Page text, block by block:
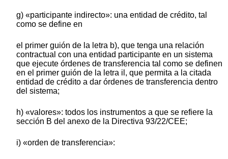
g) «participante indirecto»: una entidad de crédito, tal
como se define en
el primer guión de la letra b), que tenga una relación
contractual con una entidad participante en un sistema
que ejecute órdenes de transferencia tal como se definen
en el primer guión de la letra il, que permita a la citada
entidad de crédito a dar órdenes de transferencia dentro
del sistema;
h) «valores»: todos los instrumentos a que se refiere la
sección B del anexo de la Directiva 93/22/CEE;
i) «orden de transferencia»: